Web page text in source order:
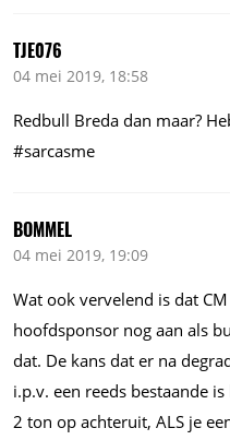
TJE076
04 mei 2019, 18:58
Redbull Breda dan maar?
#sarcasme
BOMMEL
04 mei 2019, 19:09
Wat ook vervelend is dat
hoofdsponsor nog aan als
dat. De kans dat er na
i.p.v. een reeds bestaande
2 ton op achteruit, ALS je